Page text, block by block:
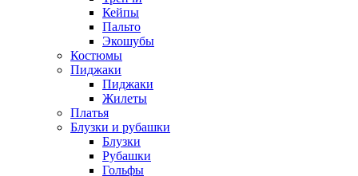
Кейпы
Пальто
Экошубы
Костюмы
Пиджаки
Пиджаки
Жилеты
Платья
Блузки и рубашки
Блузки
Рубашки
Гольфы